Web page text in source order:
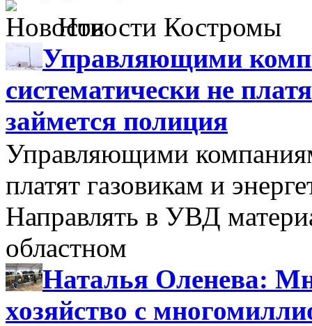
Новости Костромы
Управляющими
систематически не
займется полиция
Управляющими
платят газовикам и
Направлять в УВД
областном
Наталья Оленева:
хозяйство с